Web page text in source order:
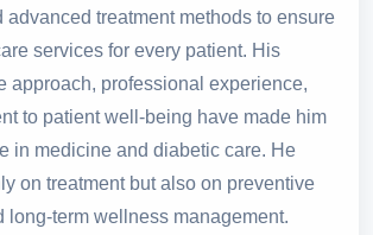
treatment methods to ensure
services for every patient. His
approach, professional experience,
to patient well-being have made him
in medicine and diabetic care. He
on treatment but also on preventive
long-term wellness management.